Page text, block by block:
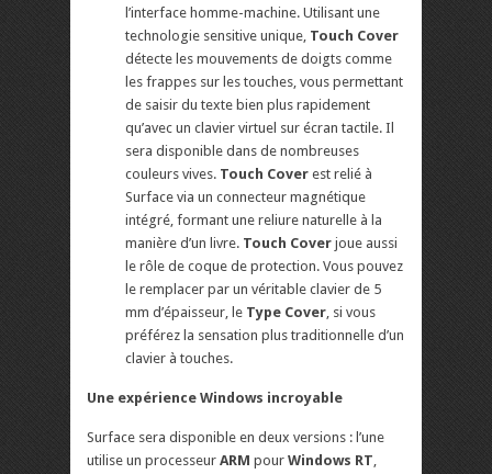
l’interface homme-machine. Utilisant une
technologie sensitive unique, Touch Cover
détecte les mouvements de doigts comme
les frappes sur les touches, vous permettant
de saisir du texte bien plus rapidement
qu’avec un clavier virtuel sur écran tactile. Il
sera disponible dans de nombreuses
couleurs vives. Touch Cover est relié à
Surface via un connecteur magnétique
intégré, formant une reliure naturelle à la
manière d’un livre. Touch Cover joue aussi
le rôle de coque de protection. Vous pouvez
le remplacer par un véritable clavier de 5
mm d’épaisseur, le Type Cover, si vous
préférez la sensation plus traditionnelle d’un
clavier à touches.
Une expérience Windows incroyable
Surface sera disponible en deux versions : l’une
utilise un processeur ARM pour Windows RT,